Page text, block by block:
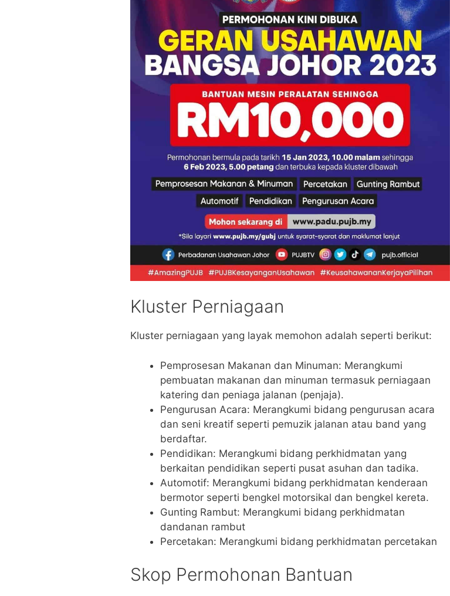
Kluster Perniagaan
Kluster perniagaan yang layak memohon adalah seperti berikut:
Pemprosesan Makanan dan Minuman: Merangkumi
pembuatan makanan dan minuman termasuk perniagaan
katering dan peniaga jalanan (penjaja).
Pengurusan Acara: Merangkumi bidang pengurusan acara
dan seni kreatif seperti pemuzik jalanan atau band yang
berdaftar.
Pendidikan: Merangkumi bidang perkhidmatan yang
berkaitan pendidikan seperti pusat asuhan dan tadika.
Automotif: Merangkumi bidang perkhidmatan kenderaan
bermotor seperti bengkel motorsikal dan bengkel kereta.
Gunting Rambut: Merangkumi bidang perkhidmatan
dandanan rambut
Percetakan: Merangkumi bidang perkhidmatan percetakan
Skop Permohonan Bantuan